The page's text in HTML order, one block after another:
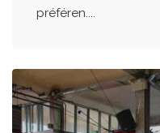
préféren....